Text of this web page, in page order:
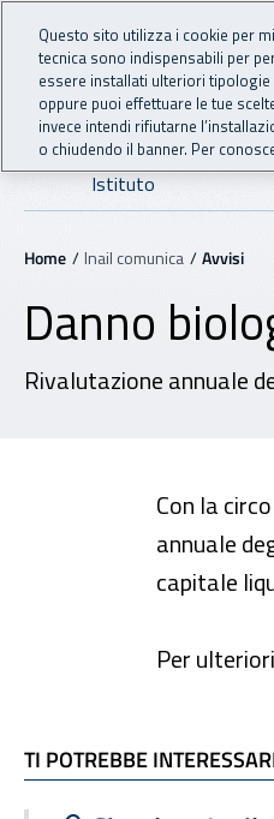
Vai al menu principale
Vai al contenuto principale
INAIL -
Navigazione
Istituto
Navigazione - Ti trovi in:
Home Inail comunica Avvisi
Danno
Rivalutazione annuale
Con la
annuale
capitale
Per
TI POTREBBE
TI POTREBBE
Questo sito utilizza i cookie per
tecnica sono indispensabili per
essere installati ulteriori tipologie
oppure puoi effettuare le tue
invece intendi rifiutarne
o chiudendo il banner. Per